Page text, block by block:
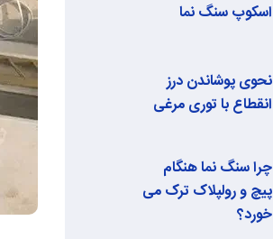
اسکوپ سنگ نما
نحوی پوشاندن درز
انقطاع با توری مرغی
چرا سنگ نما هنگام
پیچ و رولپلاک ترک می‌
خورد؟